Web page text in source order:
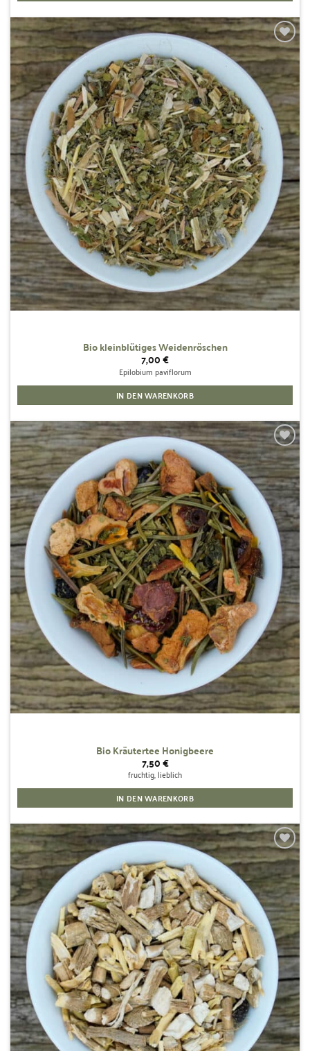
Zur
Wunschliste
hinzufügen
Bio kleinblütiges Weidenröschen
7,00€
Epilobium paviflorum
IN DEN WARENKORB
Zur
Wunschliste
hinzufügen
Bio Kräutertee Honigbeere
7,50€
fruchtig, lieblich
IN DEN WARENKORB
Zur
Wunschliste
hinzufügen